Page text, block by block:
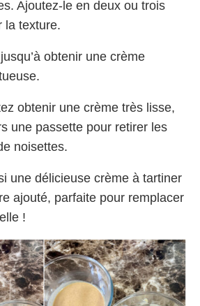
Ajoutez-le en deux ou trois
la texture.
obtenir une crème
obtenir une crème très lisse,
une passette pour retirer les
noisettes.
une délicieuse crème à tartiner
ajouté, parfaite pour remplacer
!